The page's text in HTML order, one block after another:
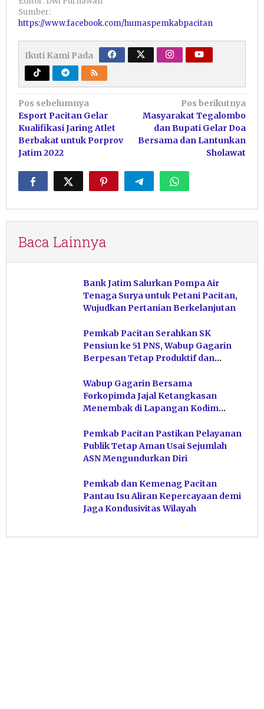
Sumber:
https://www.facebook.com/humaspemkabpacitan
Ikuti Kami Pada
Navigasi
pos
Pos sebelumnya
Esport Pacitan Gelar
Kualifikasi Jaring Atlet
Berbakat untuk Porprov
Jatim 2022
Pos berikutnya
Masyarakat Tegalombo
dan Bupati Gelar Doa
Bersama dan Lantunkan
Sholawat
Baca Lainnya
Bank Jatim Salurkan Pompa Air
Tenaga Surya untuk Petani Pacitan,
Wujudkan Pertanian Berkelanjutan
Pemkab Pacitan Serahkan SK
Pensiun ke 51 PNS, Wabup Gagarin
Berpesan Tetap Produktif dan
Wabup Gagarin Bersama
Forkopimda Jajal Ketangkasan
Menembak di Lapangan Kodim
Pemkab Pacitan Pastikan Pelayanan
Publik Tetap Aman Usai Sejumlah
ASN Mengundurkan Diri
Pemkab dan Kemenag Pacitan
Pantau Isu Aliran Kepercayaan demi
Jaga Kondusivitas Wilayah